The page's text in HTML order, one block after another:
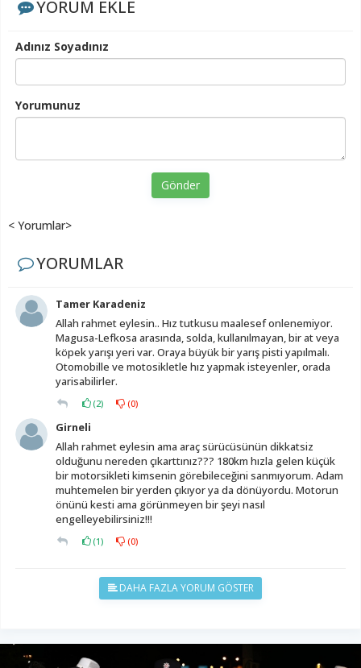
YORUM EKLE
Adınız Soyadınız
Yorumunuz
Gönder
< Yorumlar>
YORUMLAR
Tamer Karadeniz
Allah rahmet eylesin.. Hız tutkusu maalesef onlenemiyor.
Magusa-Lefkosa arasında, solda, kullanılmayan, bir at veya
köpek yarışı yeri var. Oraya büyük bir yarış pisti yapılmalı.
Otomobille ve motosikletle hız yapmak isteyenler, orada
yarisabilirler.
(2) (0)
Girneli
Allah rahmet eylesin ama araç sürücüsünün dikkatsiz
olduğunu nereden çıkarttınız??? 180km hızla gelen küçük
bir motorsikleti kimsenin görebileceğini sanmıyorum. Adam
muhtemelen bir yerden çıkıyor ya da dönüyordu. Motorun
önünü kesti ama görünmeyen bir şeyi nasıl
engelleyebilirsiniz!!!
(1) (0)
DAHA FAZLA YORUM GÖSTER